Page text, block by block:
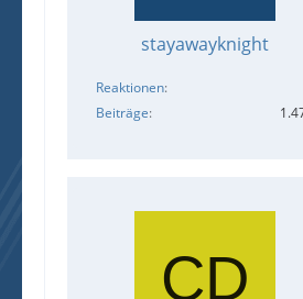
stayawayknight
Reaktionen
Beiträge